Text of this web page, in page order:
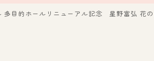
多目的ホールリニューアル記念 星野富弘 花